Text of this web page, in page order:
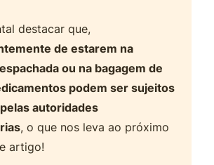
destacar que,
de estarem na
ou na bagagem de
podem ser sujeitos
autoridades
, o que nos leva ao próximo
artigo!